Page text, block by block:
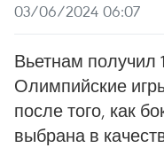
03/06/2024 06:07
Вьетнам получил
Олимпийские
после того, как
выбрана в